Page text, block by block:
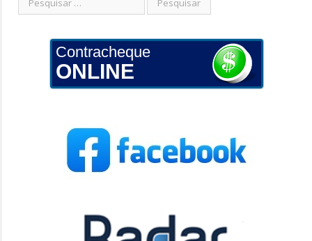
Contracheque
ONLINE